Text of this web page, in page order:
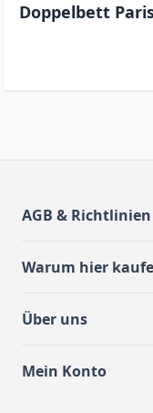
Doppelbett
AGB & Richtlinien
Warum hier
Über uns
Mein Konto